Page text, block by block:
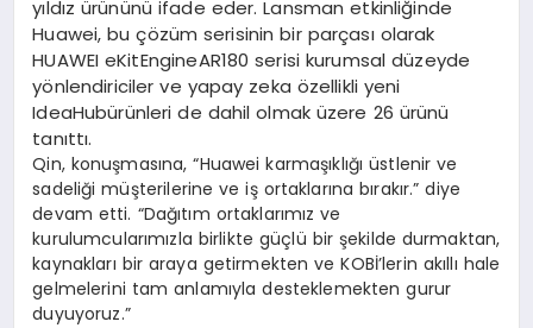
yıldız ürününü ifade eder. Lansman etkinliğinde
Huawei, bu çözüm serisinin bir parçası olarak
HUAWEI eKitEngineAR180 serisi kurumsal düzeyde
yönlendiriciler ve yapay zeka özellikli yeni
IdeaHubürünleri de dahil olmak üzere 26 ürünü
tanıttı.
Qin, konuşmasına, “Huawei karmaşıklığı üstlenir ve
sadeliği müşterilerine ve iş ortaklarına bırakır.” diye
devam etti. “Dağıtım ortaklarımız ve
kurulumcularımızla birlikte güçlü bir şekilde durmaktan,
kaynakları bir araya getirmekten ve KOBİ’lerin akıllı hale
gelmelerini tam anlamıyla desteklemekten gurur
duyuyoruz.”